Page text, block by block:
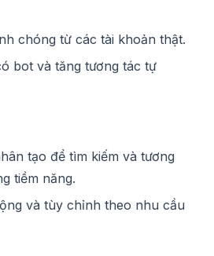
chóng từ các tài khoản thật.
bot và tăng tương tác tự
tạo để tìm kiếm và tương
tiềm năng.
và tùy chỉnh theo nhu cầu